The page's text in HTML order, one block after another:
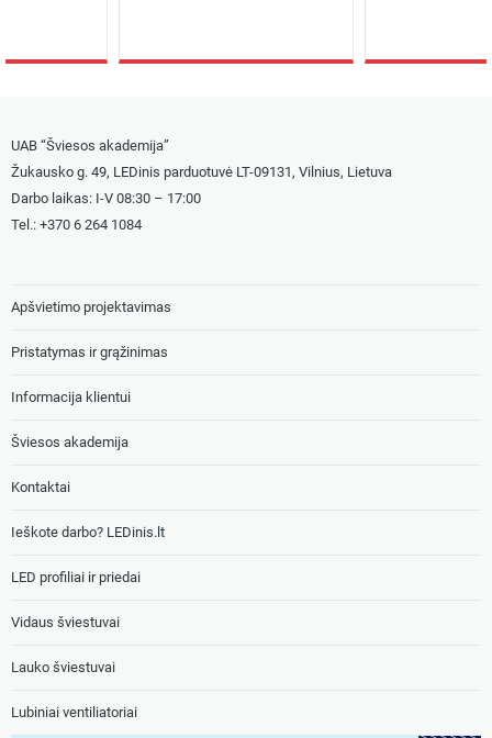
UAB “Šviesos akademija”
Žukausko g. 49, LEDinis parduotuvė LT-09131, Vilnius, Lietuva
Darbo laikas: I-V 08:30 – 17:00
Tel.: +370 6 264 1084
Apšvietimo projektavimas
Pristatymas ir grąžinimas
Informacija klientui
Šviesos akademija
Kontaktai
Ieškote darbo? LEDinis.lt
LED profiliai ir priedai
Vidaus šviestuvai
Lauko šviestuvai
Lubiniai ventiliatoriai